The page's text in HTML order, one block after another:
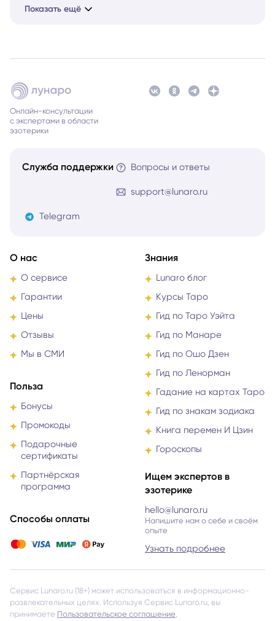
Показать ещё
Онлайн-консультации
с экспертами в области
эзотерики
Служба поддержки Вопросы и ответы
support@lunaro.ru
Telegram
О нас
О сервисе
Гарантии
Цены
Отзывы
Мы в СМИ
Польза
Бонусы
Промокоды
Подарочные
сертификаты
Партнёрская
программа
Способы оплаты
Знания
Lunaro блог
Курсы Таро
Гид по Таро Уэйта
Гид по Манаре
Гид по Ошо Дзен
Гид по Ленорман
Гадание на картах Таро
Гид по знакам зодиака
Книга перемен И Цзин
Гороскопы
Ищем экспертов в
эзотерике
hello@lunaro.ru
Напишите нам о себе и своём
опыте
Узнать подробнее
Сервис Lunaro.ru (18+) может использоваться в информационно-
развлекательных целях. Используя Сервис Lunaro.ru, вы
принимаете Пользовательское соглашение